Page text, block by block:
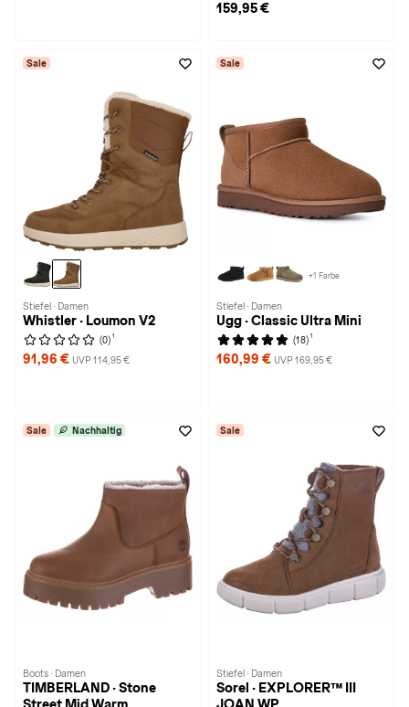
159,95 €
Sale
Stiefel · Damen
Whistler · Loumon V2
(0) 1
91,96 € UVP 114,95 €
Sale
+1 Farbe
Stiefel · Damen
Ugg · Classic Ultra Mini
(18) 1
160,99 € UVP 169,95 €
Sale Nachhaltig
Boots · Damen
TIMBERLAND · Stone
Sale
Stiefel · Damen
Sorel · EXPLORER™ III